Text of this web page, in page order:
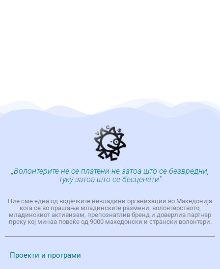
„Волонтерите не се платени-не затоа што се безвредни,
туку затоа што се бесценети“
Ние сме една од водечките невладини организации во Македонија
кога се во прашање младинските размени, волонтерството,
младинскиот активизам, препознатлив бренд и доверлив партнер
преку кој минаа повеќе од 9000 македонски и странски волонтери.
Проекти и програми